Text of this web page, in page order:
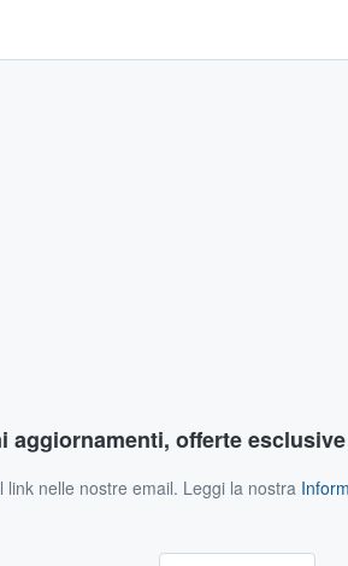
offerte
nelle nostre email. Leggi la nostra